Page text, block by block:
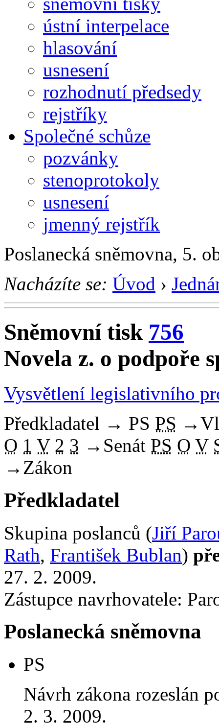
ústní interpelace
hlasování
usnesení
rozhodnutí předsedy
rejstříky
Společné schůze
pozvánky
stenoprotokoly
usnesení
jmenný rejstřík
Poslanecká sněmovna, 5.
Nacházíte se: Úvod ›
Sněmovní tisk 756
Novela z. o podpoře
Vysvětlení legislativního
Předkladatel → PS PS →
O 1 V 2 3 → Senát PS O V
→ Zákon
Předkladatel
Skupina poslanců (Jiří
Rath, František Bublan)
27. 2. 2009.
Zástupce navrhovatele:
Poslanecká sněmovna
PS
Návrh zákona rozeslán
2. 3. 2009.